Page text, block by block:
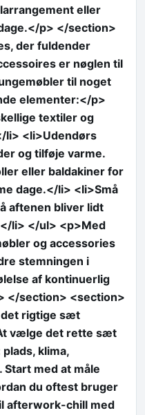
eller
p> </section>
der fuldender
er nøglen til
til noget
elementer:</p>
textiler og
li> <li>Udendørs
og tilføje varme.
eller baldakiner for
dage.</li> <li>Små
aftenen bliver lidt
li> </ul> <p>Med
og accessories
stemningen i
af kontinuerlig
</section> <section>
rigtige sæt
vælge det rette sæt
klima,
med at måle
du oftest bruger
afterwork-chill med